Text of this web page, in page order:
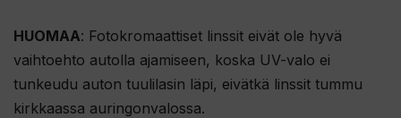
HUOMAA: Fotokromaattiset linssit eivät ole hyvä
vaihtoehto autolla ajamiseen, koska UV-valo ei
tunkeudu auton tuulilasin läpi, eivätkä linssit tummu
kirkkaassa auringonvalossa.